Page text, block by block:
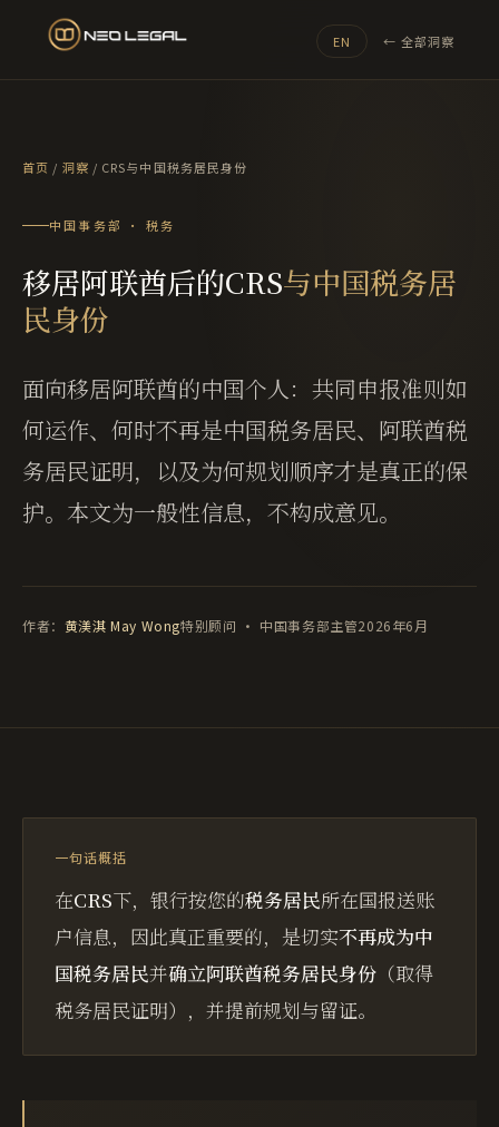
EN ← 全部洞察
首页 / 洞察 / CRS与中国税务居民身份
中国事务部 · 税务
移居阿联酋后的CRS与中国税务居
民身份
面向移居阿联酋的中国个人：共同申报准则如
何运作、何时不再是中国税务居民、阿联酋税
务居民证明，以及为何规划顺序才是真正的保
护。本文为一般性信息，不构成意见。
作者： 黄渼淇 May Wong特别顾问 · 中国事务部主管2026年6月
一句话概括
在CRS下，银行按您的税务居民所在国报送账
户信息，因此真正重要的，是切实不再成为中
国税务居民并确立阿联酋税务居民身份 （取得
税务居民证明），并提前规划与留证。